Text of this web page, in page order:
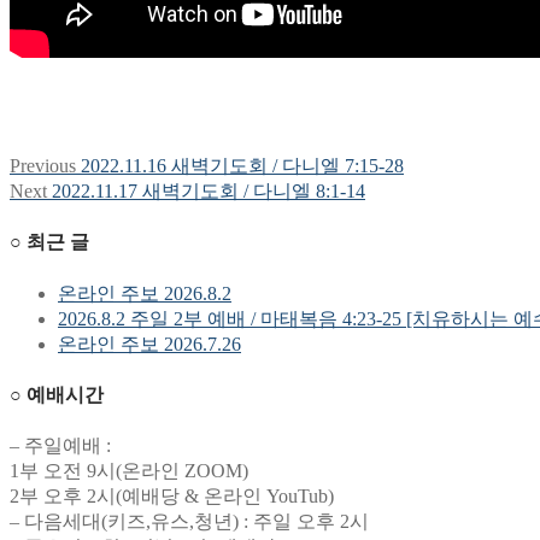
글
색
Previous Previous
post:
2022.11.16 새벽기도회 / 다니엘 7:15-28
Next Next
2022.11.17 새벽기도회 / 다니엘 8:1-14
○ 최근 글
온라인 주보 2026.8.2
2026.8.2 주일 2부 예배 / 마태복음 4:23-25 [치유하시는 예
온라인 주보 2026.7.26
○ 예배시간
– 주일예배 :
1부 오전 9시(온라인 ZOOM)
2부 오후 2시(예배당 & 온라인 YouTub)
– 다음세대(키즈,유스,청년) : 주일 오후 2시